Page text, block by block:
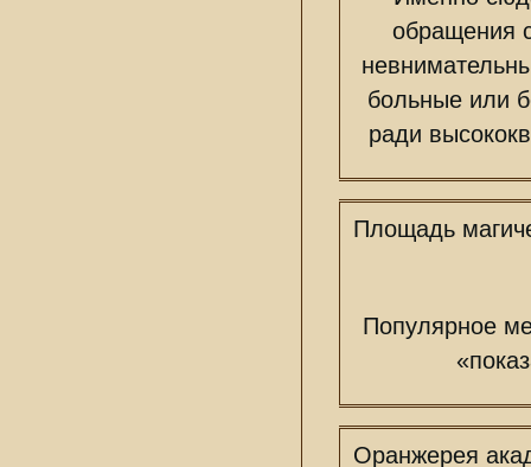
обращения
больные или
ради
Площадь
Популярное
Оранжерея